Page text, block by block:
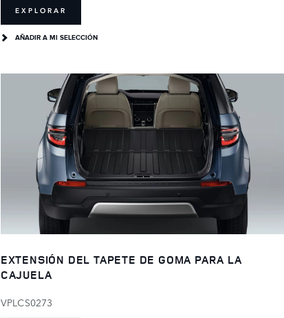
EXPLORAR
AÑADIR A MI SELECCIÓN
EXTENSIÓN DEL TAPETE DE GOMA PARA LA
CAJUELA
VPLCS0273